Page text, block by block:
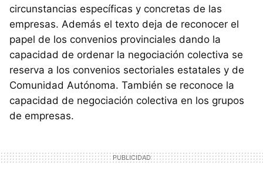
circunstancias específicas y concretas de las
empresas. Además el texto deja de reconocer el
papel de los convenios provinciales dando la
capacidad de ordenar la negociación colectiva se
reserva a los convenios sectoriales estatales y de
Comunidad Autónoma. También se reconoce la
capacidad de negociación colectiva en los grupos
de empresas.